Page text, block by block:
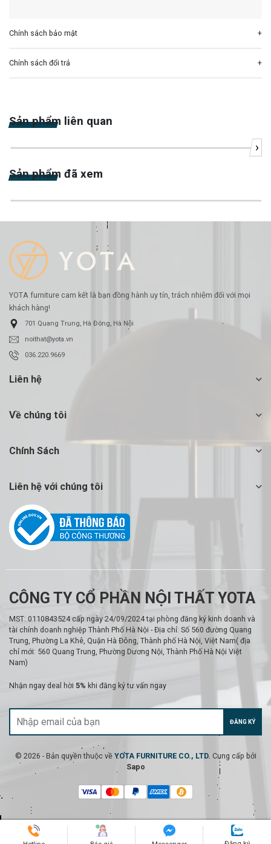
Chính sách bảo mật
Chính sách đổi trả
Sản phẩm liên quan
›
Sản phẩm đã xem
YOTA furniture cam kết là bạn đồng hành uy tín, trách nhiệm đối với mọi
khách hàng!
701 Quang Trung, Hà Đông, Hà Nội
noithat@yota.vn
036.220.9669
Liên hệ
Về chúng tôi
Chính Sách
Liên hệ với chúng tôi
CÔNG TY CỔ PHẦN NỘI THẤT YOTA
MST: 0110843524 cấp ngày 24/09/2024 tại phòng đăng ký kinh doanh và
tài chính doanh nghiệp Thành Phố Hà Nội - Địa chỉ: Số 560 đường Quang
Trung, Phường La Khê, Quận Hà Đông, Thành phố Hà Nội, Việt Nam( địa
chỉ mới: 560 Quang Trung, Phường Dương Nội, Thành Phố Hà Nội Việt
Nam)
Nhận ngay deal hời 5% khi đăng ký tư vấn ngay
ĐĂNG KÝ
© 2026 - Bản quyền thuộc về YOTA FURNITURE CO., LTD. Cung cấp bởi
Sapo